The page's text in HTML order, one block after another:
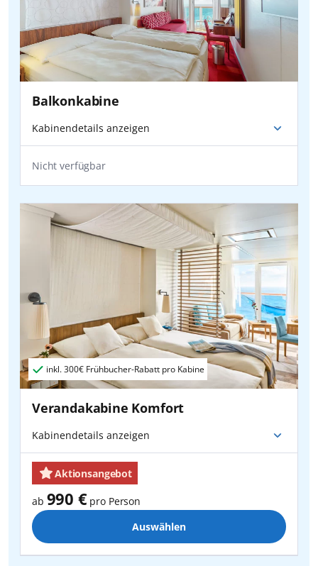
Hannover - AIDA - Köln/Bonn
Hamburg- AIDA -Hannover
Hannover- AIDA -Frankfurt
Düsseldorf- AIDA -Nürnberg
Düsseldorf- AIDA - München
Hannover
München Frankfurt
Hannover- AIDA -Berlin Brandenburg
Hamburg- AIDA -München
Stuttgart - AIDA - München
München- AIDA -Stuttgart
München- AIDA -Nürnberg
Balkonkabine
Kabinendetails anzeigen
Nicht verfügbar
inkl.300€ Frühbucher-Rabatt pro Kabine
Verandakabine Komfort
Kabinendetails anzeigen
Aktionsangebot
ab 990 € pro Person
Auswählen